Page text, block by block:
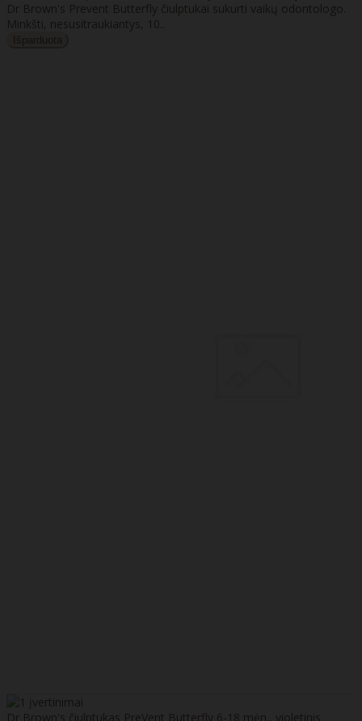
Dr Brown's Prevent Butterfly čiulptukai sukurti vaikų odontologo.
Minkšti, nesusitraukiantys, 10..
Dr Brown's čiulptukas PreVent Butterfly 6-18 mėn., violetinis